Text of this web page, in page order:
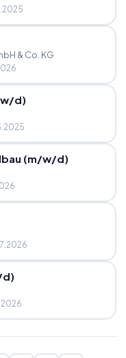
& Co. KG
w/d)
(m/w/d)
d)